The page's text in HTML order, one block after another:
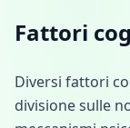
Fattori
Diversi fattori
divisione sulle